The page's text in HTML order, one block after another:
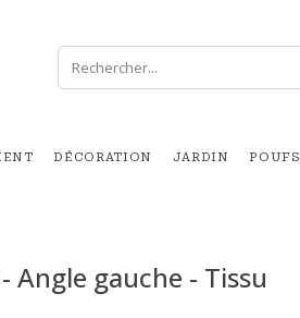
DÉCORATION JARDIN POUFS
Angle gauche - Tissu